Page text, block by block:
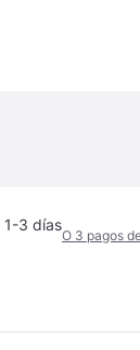
1-3 días
O 3 pagos